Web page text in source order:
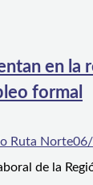
en la
formal
Ruta Norte
de la